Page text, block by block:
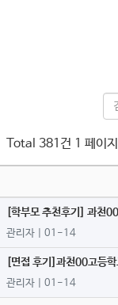
Total 381건 1 페이지
[학부모 추천후기] 과천
관리자 | 01-14
[면접 후기]과천00고등
관리자 | 01-14